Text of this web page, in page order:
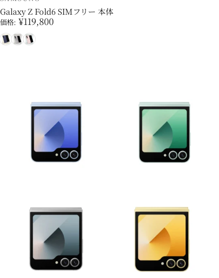
Galaxy Z Fold6 SIMフリー 本体
価格: ¥119,800
ネイビー
シルバー
ピンク